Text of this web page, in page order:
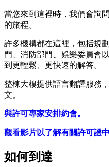
當您來到這裡時，我們會詢
的旅程。
許多機構都在這裡，包括規
門、消防部門、娛樂委員會
到更輕鬆、更快速的解答。
整棟大樓提供語言翻譯服務
文。
與許可專家安排約會。
觀看影片以了解有關許可證
如何到達